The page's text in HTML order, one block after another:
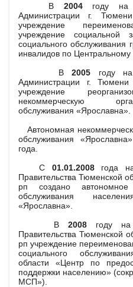
В 2004году на
Администрации г.
учреждение
учреждение социальной
социального обслуживания
инвалидов по Центральному
В 2005 году на
Администрации г.
учреждение
некоммерческую
обслуживания «Ярославна».
Автономная
обслуживания
года.
С 01.01.2008года на
Правительства Тюменской
рп создано автономное
обслуживания
«Ярославна».
В 2008 году на
Правительства Тюменской
рп учреждение
социального
области «Центр по
поддержки населению»
МСП»).